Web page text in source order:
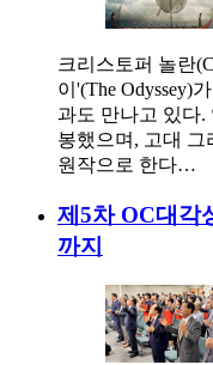
크리스토퍼 놀란
이'(The Odyssey)
과도 만나고 있다.
봉했으며, 고대
원작으로 한다…
제5차 OC대각
까지